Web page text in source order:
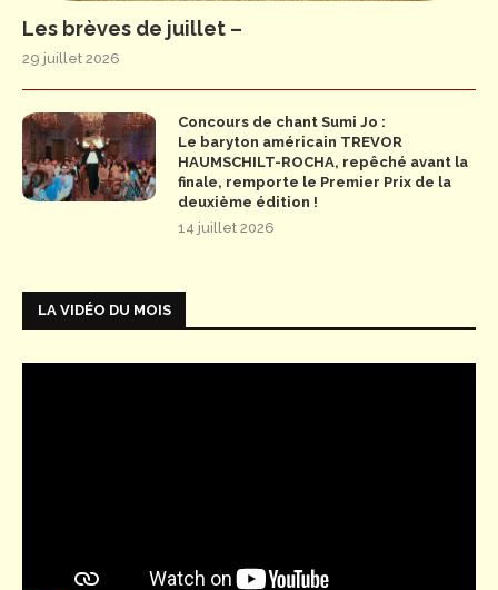
Les brèves de juillet –
29 juillet 2026
Concours de chant Sumi Jo :
Le baryton américain TREVOR
HAUMSCHILT-ROCHA, repêché avant la
finale, remporte le Premier Prix de la
deuxième édition !
14 juillet 2026
LA VIDÉO DU MOIS